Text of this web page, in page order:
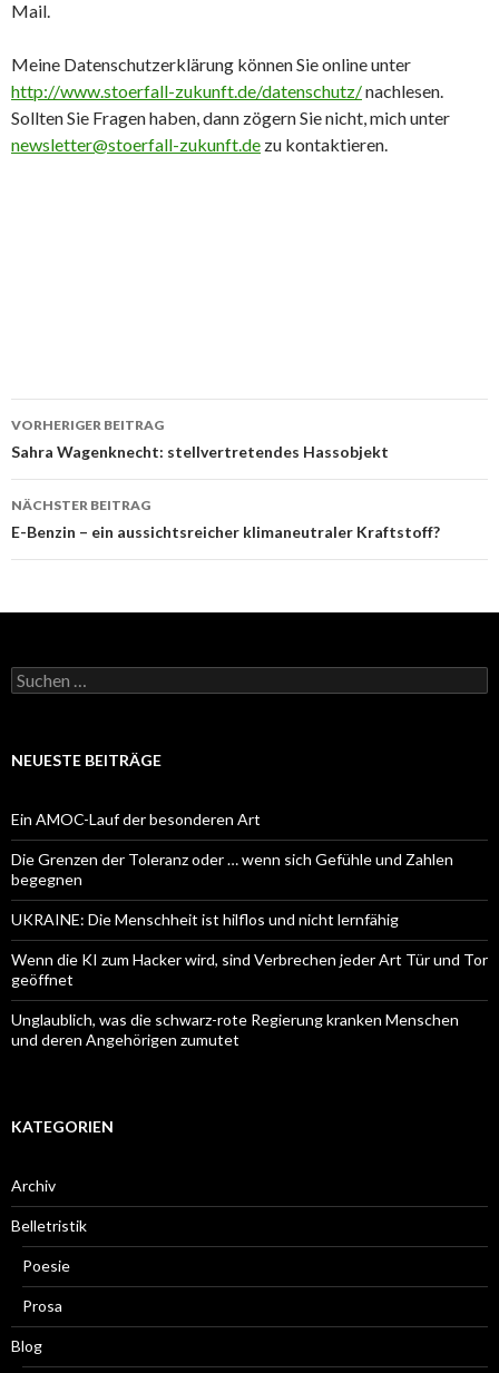
Mail.
Meine Datenschutzerklärung können Sie online unter
http://www.stoerfall-zukunft.de/datenschutz/nachlesen.
Sollten Sie Fragen haben, dann zögern Sie nicht, mich unter
newsletter@stoerfall-zukunft.de zu kontaktieren.
Beitrags-
Navigation
VORHERIGER BEITRAG
Sahra Wagenknecht: stellvertretendes Hassobjekt
NÄCHSTER BEITRAG
E-Benzin – ein aussichtsreicher klimaneutraler Kraftstoff?
Suchen
nach:
NEUESTE BEITRÄGE
Ein AMOC-Lauf der besonderen Art
Die Grenzen der Toleranz oder … wenn sich Gefühle und Zahlen
begegnen
UKRAINE: Die Menschheit ist hilflos und nicht lernfähig
Wenn die KI zum Hacker wird, sind Verbrechen jeder Art Tür und Tor
geöffnet
Unglaublich, was die schwarz-rote Regierung kranken Menschen
und deren Angehörigen zumutet
KATEGORIEN
Archiv
Belletristik
Poesie
Prosa
Blog